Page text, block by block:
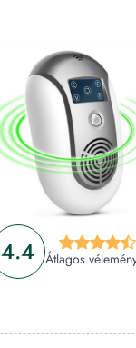
4.4 Átlagos